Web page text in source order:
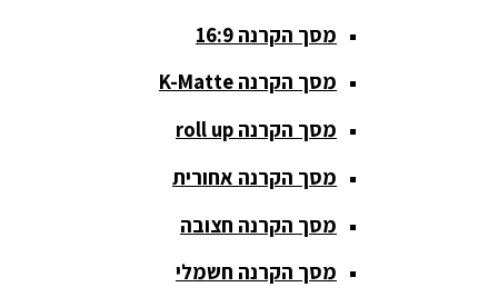
סאבים
וחצובות
ערכת קריוקי
שקטות
מסך הקרנה 16:9
מסך הקרנה K-Matte
מסך הקרנה roll up
מסך הקרנה אחורית
מסך הקרנה חצובה
מסך הקרנה חשמלי